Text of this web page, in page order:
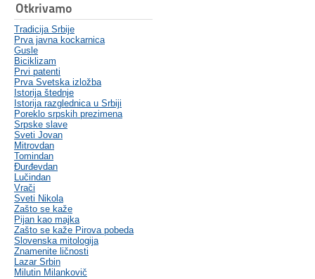
Otkrivamo
Tradicija Srbije
Prva javna kockarnica
Gusle
Biciklizam
Prvi patenti
Prva Svetska izložba
Istorija štednje
Istorija razglednica u Srbiji
Poreklo srpskih prezimena
Srpske slave
Sveti Jovan
Mitrovdan
Tomindan
Đurđevdan
Lučindan
Vrači
Sveti Nikola
Zašto se kaže
Pijan kao majka
Zašto se kaže Pirova pobeda
Slovenska mitologija
Znamenite ličnosti
Lazar Srbin
Milutin Milankovič